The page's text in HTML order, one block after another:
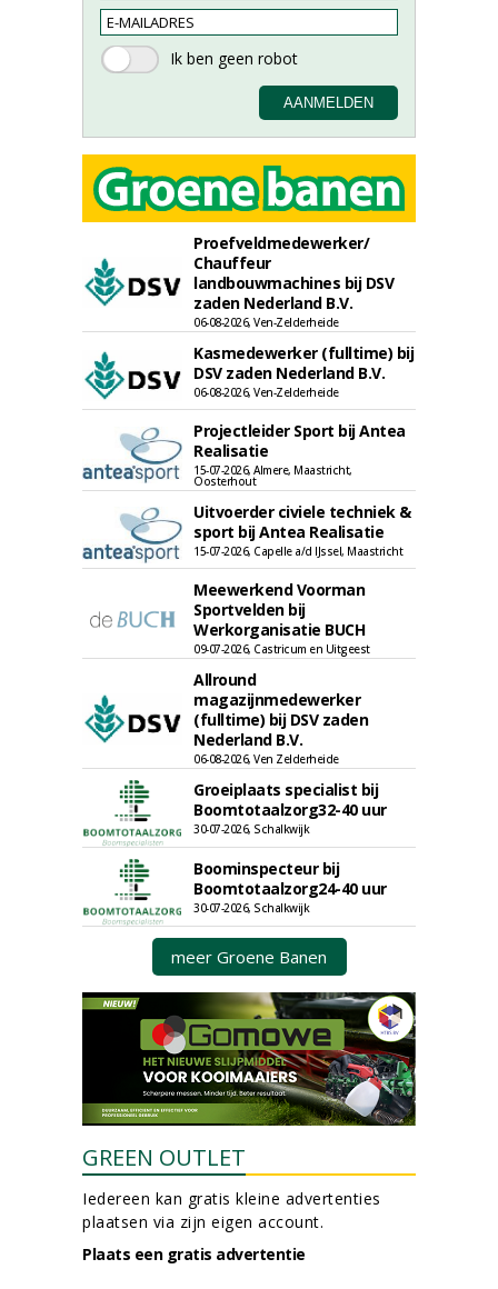
Proefveldmedewerker/
Chauffeur
landbouwmachines bij DSV
zaden Nederland B.V.
06-08-2026, Ven-Zelderheide
Kasmedewerker (fulltime) bij
DSV zaden Nederland B.V.
06-08-2026, Ven-Zelderheide
Projectleider Sport bij Antea
Realisatie
15-07-2026, Almere, Maastricht,
Oosterhout
Uitvoerder civiele techniek &
sport bij Antea Realisatie
15-07-2026, Capelle a/d IJssel, Maastricht
Meewerkend Voorman
Sportvelden bij
Werkorganisatie BUCH
09-07-2026, Castricum en Uitgeest
Allround
magazijnmedewerker
(fulltime) bij DSV zaden
Nederland B.V.
06-08-2026, Ven Zelderheide
Groeiplaats specialist bij
Boomtotaalzorg32-40 uur
30-07-2026, Schalkwijk
Boominspecteur bij
Boomtotaalzorg24-40 uur
30-07-2026, Schalkwijk
meer Groene Banen
GREEN OUTLET
Iedereen kan gratis kleine advertenties
plaatsen via zijn eigen account.
Plaats een gratis advertentie